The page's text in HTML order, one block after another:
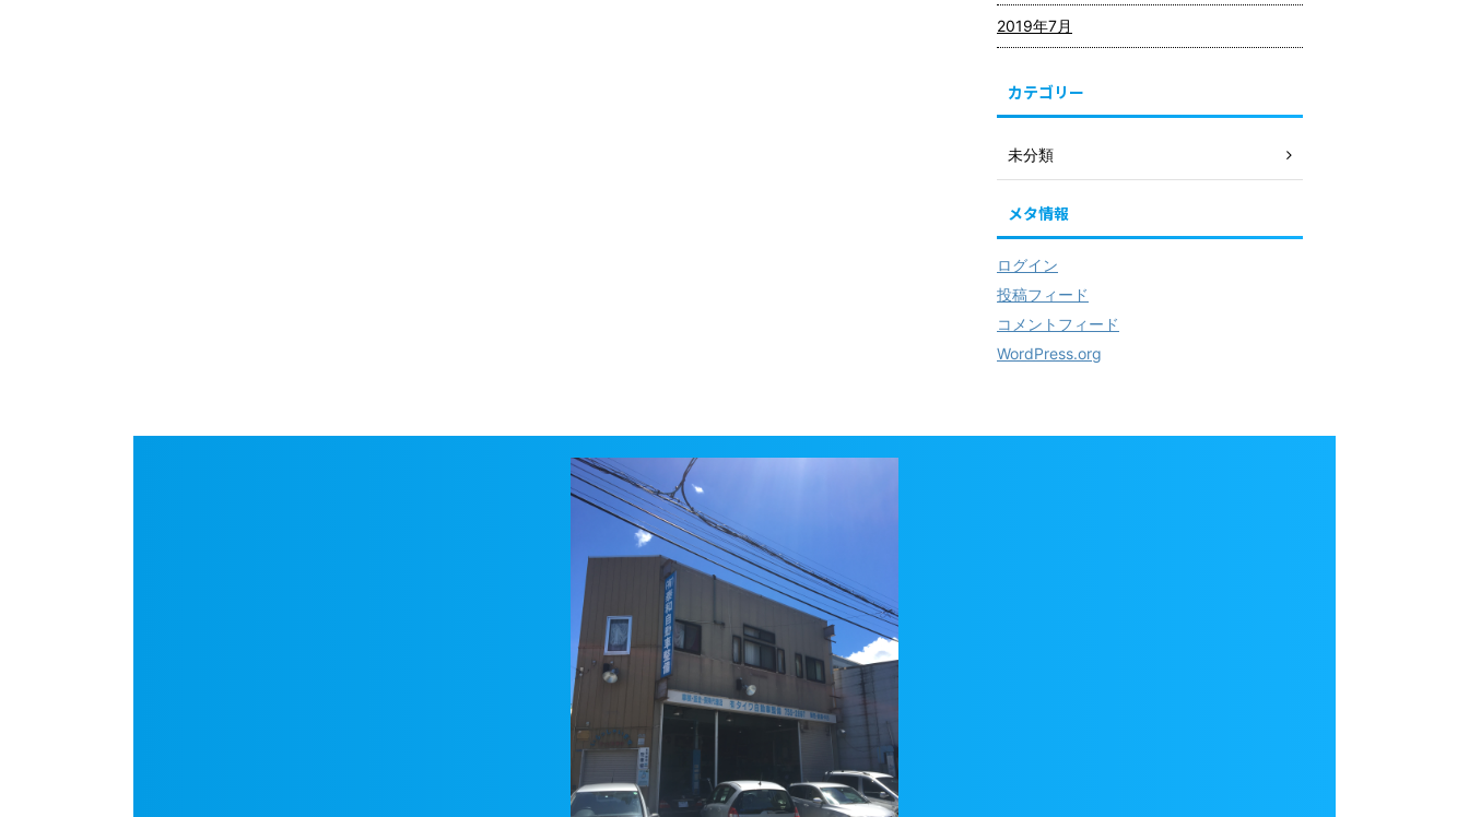
2019年7月
カテゴリー
未分類
メタ情報
ログイン
投稿フィード
コメントフィード
WordPress.org